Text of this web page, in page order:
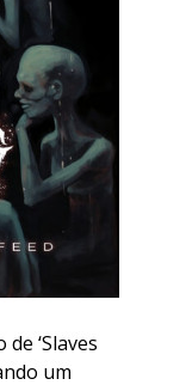
‘Slaves
um